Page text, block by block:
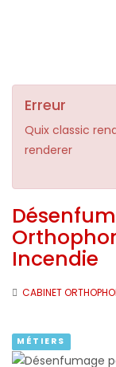
Erreur
Quix classic
renderer
Incendie
CABINET
MÉTIERS